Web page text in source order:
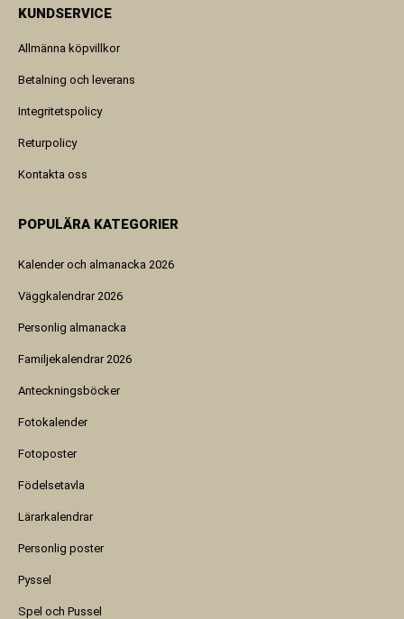
KUNDSERVICE
Allmänna köpvillkor
Betalning och leverans
Integritetspolicy
Returpolicy
Kontakta oss
POPULÄRA KATEGORIER
Kalender och almanacka 2026
Väggkalendrar 2026
Personlig almanacka
Familjekalendrar 2026
Anteckningsböcker
Fotokalender
Fotoposter
Födelsetavla
Lärarkalendrar
Personlig poster
Pyssel
Spel och Pussel